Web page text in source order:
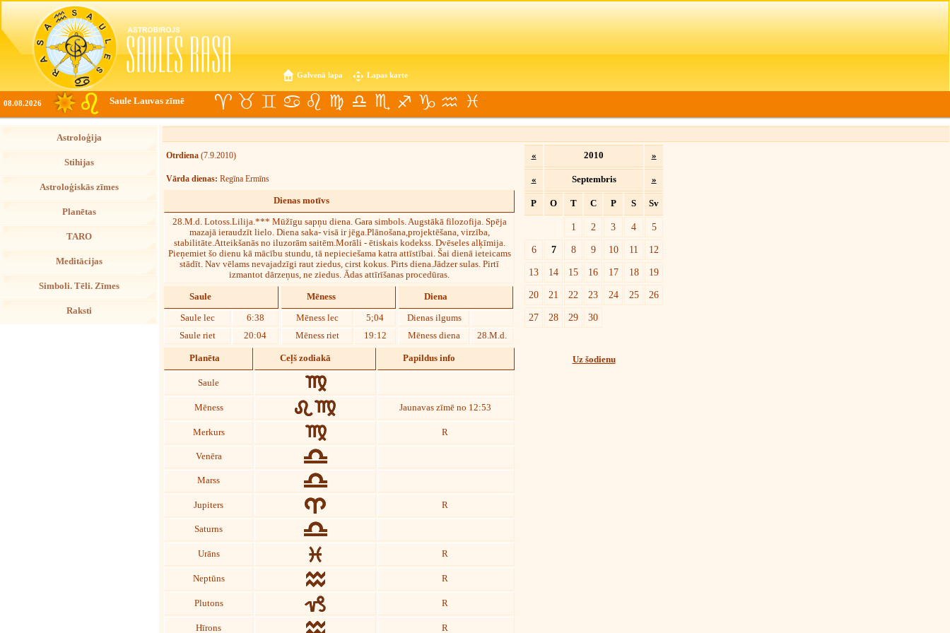
Galvenā lapa Lapas karte
08.08.2026 Saule Lauvas zīmē
Astroloģija
Stihijas
Astroloģiskās zīmes
Planētas
TARO
Meditācijas
Simboli. Tēli. Zīmes
Raksti
Otrdiena (7.9.2010)
Vārda dienas: Regīna Ermīns
Dienas motīvs
28.M.d. Lotoss.Lilija.*** Mūžīgu sapņu diena. Gara simbols. Augstākā filozofija. Spēja
mazajā ieraudzīt lielo. Diena saka- visā ir jēga.Plānošana,projektēšana, virzība,
stabilitāte.Atteikšanās no iluzorām saitēm.Morāli - ētiskais kodekss. Dvēseles alķīmija.
Pieņemiet šo dienu kā mācību stundu, tā nepieciešama katra attīstībai. Šai dienā ieteicams
stādīt. Nav vēlams nevajadzīgi raut ziedus, cirst kokus. Pirts diena.Jādzer sulas. Pirtī
izmantot dārzeņus, ne ziedus. Ādas attīrīšanas procedūras.
Saule
Saule lec
6:38
Saule riet
20:04
Mēness
Mēness lec
5;04
Mēness riet
19:12
Diena
Dienas ilgums
Mēness diena
28.M.d.
Planēta Ceļš zodiakā Papildus info
Saule
Mēness Jaunavas zīmē no 12:53
Merkurs R
Venēra
Marss
Jupiters R
Saturns
Urāns R
Neptūns R
Plutons R
Hīrons R
« 2010 »
« Septembris »
P O T C P S Sv
1 2 3 4
5
6
7 8 9 10 11
12
13
14 15 16 17 18
19
20
21 22 23 24 25
26
27
28 29 30
Uz šodienu